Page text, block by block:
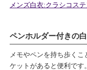
メンズ白衣:クラシコス
ペンホルダー付きの
メモやペンを持ち歩く
ケットがあると便利で